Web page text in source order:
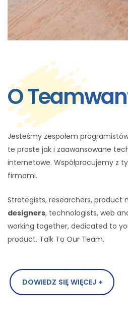
O
Jesteśmy zespołem
te proste jak i zaawansowane
internetowe. Współpracujemy z
firmami.
Strategists, researchers, product
designers, technologists, web
working together, dedicated to
product. Talk To Our Team.
DOWIEDZ SIĘ WIĘCEJ +